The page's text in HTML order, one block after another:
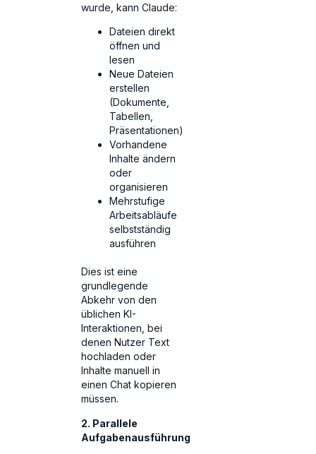
wurde, kann Claude:
Dateien direkt
öffnen und
lesen
Neue Dateien
erstellen
(Dokumente,
Tabellen,
Präsentationen)
Vorhandene
Inhalte ändern
oder
organisieren
Mehrstufige
Arbeitsabläufe
selbstständig
ausführen
Dies ist eine
grundlegende
Abkehr von den
üblichen KI-
Interaktionen, bei
denen Nutzer Text
hochladen oder
Inhalte manuell in
einen Chat kopieren
müssen.
2. Parallele
Aufgabenausführung